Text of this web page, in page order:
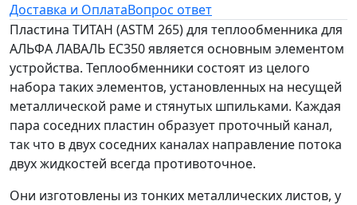
Доставка и ОплатаВопрос ответ
Пластина ТИТАН (ASTM 265) для теплообменника для
АЛЬФА ЛАВАЛЬ EC350 является основным элементом
устройства. Теплообменники состоят из целого
набора таких элементов, установленных на несущей
металлической раме и стянутых шпильками. Каждая
пара соседних пластин образует проточный канал,
так что в двух соседних каналах направление потока
двух жидкостей всегда противоточное.
Они изготовлены из тонких металлических листов, у